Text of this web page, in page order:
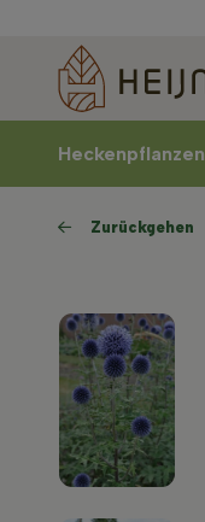
Heckenpflanzen
Zurückgehen